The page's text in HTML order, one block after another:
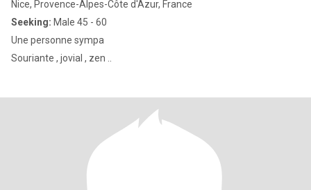
Nice, Provence-Alpes-Côte d'Azur, France
Seeking: Male 45 - 60
Une personne sympa